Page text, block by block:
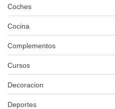
Coches
Cocina
Complementos
Cursos
Decoracion
Deportes